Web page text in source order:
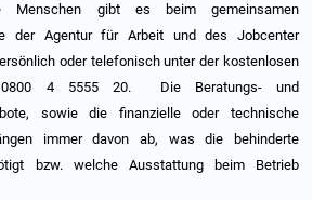
Menschen gibt es beim gemeinsamen
der Agentur für Arbeit und des Jobcenter
oder telefonisch unter der kostenlosen
0800 4 5555 20. Die Beratungs- und
sowie die finanzielle oder technische
immer davon ab, was die behinderte
bzw. welche Ausstattung beim Betrieb